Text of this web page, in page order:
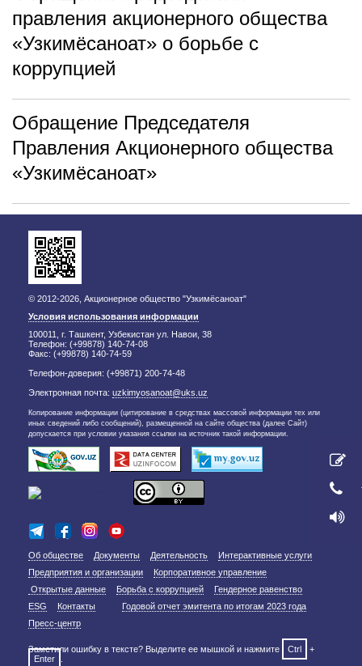
правления акционерного общества
«Узкимёсаноат» о борьбе с
коррупцией
Обращение Председателя
Правления Акционерного общества
«Узкимёсаноат»
© 2012-2026, Акционерное общество "Узкимёсаноат"
Условия использования информации
100011, г. Ташкент, Узбекистан ул. Навои, 38
Телефон: (+99878) 140-74-08
Факс: (+99878) 140-74-59
Телефон-доверия: (+99871) 200-74-48
Электронная почта: uzkimyosanoat@uks.uz
Копирование информации (цитирование в средствах массовой информации тех или
иных сведений либо сообщений), размещенной на сайте общества (далее Сайт)
допускается при условии указания ссылки на источник такой информации.
Об обществе Документы Деятельность
Интерактивные услуги
Предприятия и организации
Корпоративное управление
Открытые данные
Борьба с коррупцией
Гендерное равенство
ESG
Контакты
Годовой отчет эмитента по итогам 2023 года
Пресс-центр
Заметили ошибку в тексте? Выделите ее мышкой и нажмите Ctrl
+
Enter